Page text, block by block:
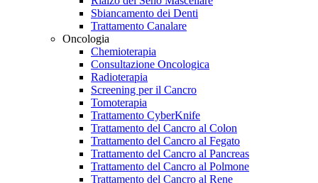
Sbiancamento dei Denti
Trattamento Canalare
Oncologia
Chemioterapia
Consultazione Oncologica
Radioterapia
Screening per il Cancro
Tomoterapia
Trattamento CyberKnife
Trattamento del Cancro al Colon
Trattamento del Cancro al Fegato
Trattamento del Cancro al Pancreas
Trattamento del Cancro al Polmone
Trattamento del Cancro al Rene